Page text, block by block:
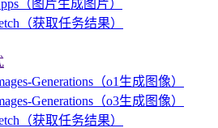
（图片生成图片）
（获取任务结果）
Generations（o1生成图像）
Generations（o3生成图像）
（获取任务结果）